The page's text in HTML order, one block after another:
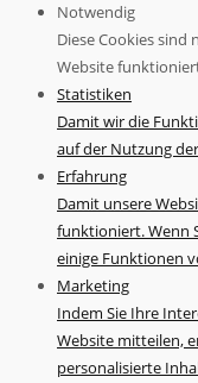
Notwendig
Diese Cookies
Website
Statistiken
Damit wir die
auf der Nutzung
Erfahrung
Damit unsere
funktioniert. Wenn
einige Funktionen
Marketing
Indem Sie Ihre
Website mitteilen,
personalisierte